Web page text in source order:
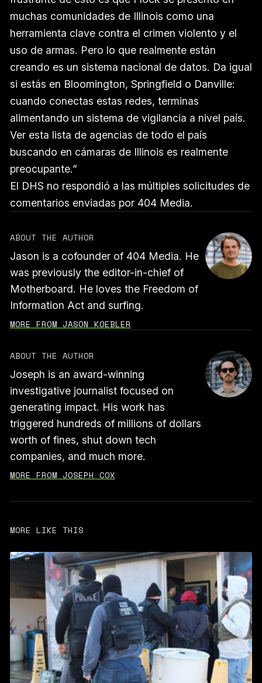
muchas comunidades de Illinois como una
herramienta clave contra el crimen violento y el
uso de armas. Pero lo que realmente están
creando es un sistema nacional de datos. Da igual
si estás en Bloomington, Springfield o Danville:
cuando conectas estas redes, terminas
alimentando un sistema de vigilancia a nivel país.
Ver esta lista de agencias de todo el país
buscando en cámaras de Illinois es realmente
preocupante.”
El DHS no respondió a las múltiples solicitudes de
comentarios enviadas por 404 Media.
ABOUT THE AUTHOR
Jason is a cofounder of 404 Media. He
was previously the editor-in-chief of
Motherboard. He loves the Freedom of
Information Act and surfing.
MORE FROM JASON KOEBLER
ABOUT THE AUTHOR
Joseph is an award-winning
investigative journalist focused on
generating impact. His work has
triggered hundreds of millions of dollars
worth of fines, shut down tech
companies, and much more.
MORE FROM JOSEPH COX
MORE LIKE THIS